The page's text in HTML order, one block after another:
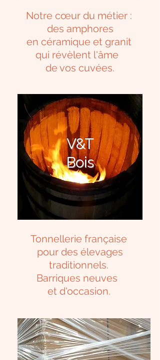
Notre cœur du métier :
des amphores
en céramique et granit
qui révèlent l'âme
de vos cuvées.
V&T
Bois
Tonnellerie française
pour des élevages
traditionnels.
Barriques neuves
et d'occasion.